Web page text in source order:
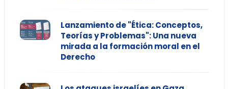
Lanzamiento de "Ética: Conceptos,
Teorías y Problemas": Una nueva
mirada a la formación moral en el
Derecho